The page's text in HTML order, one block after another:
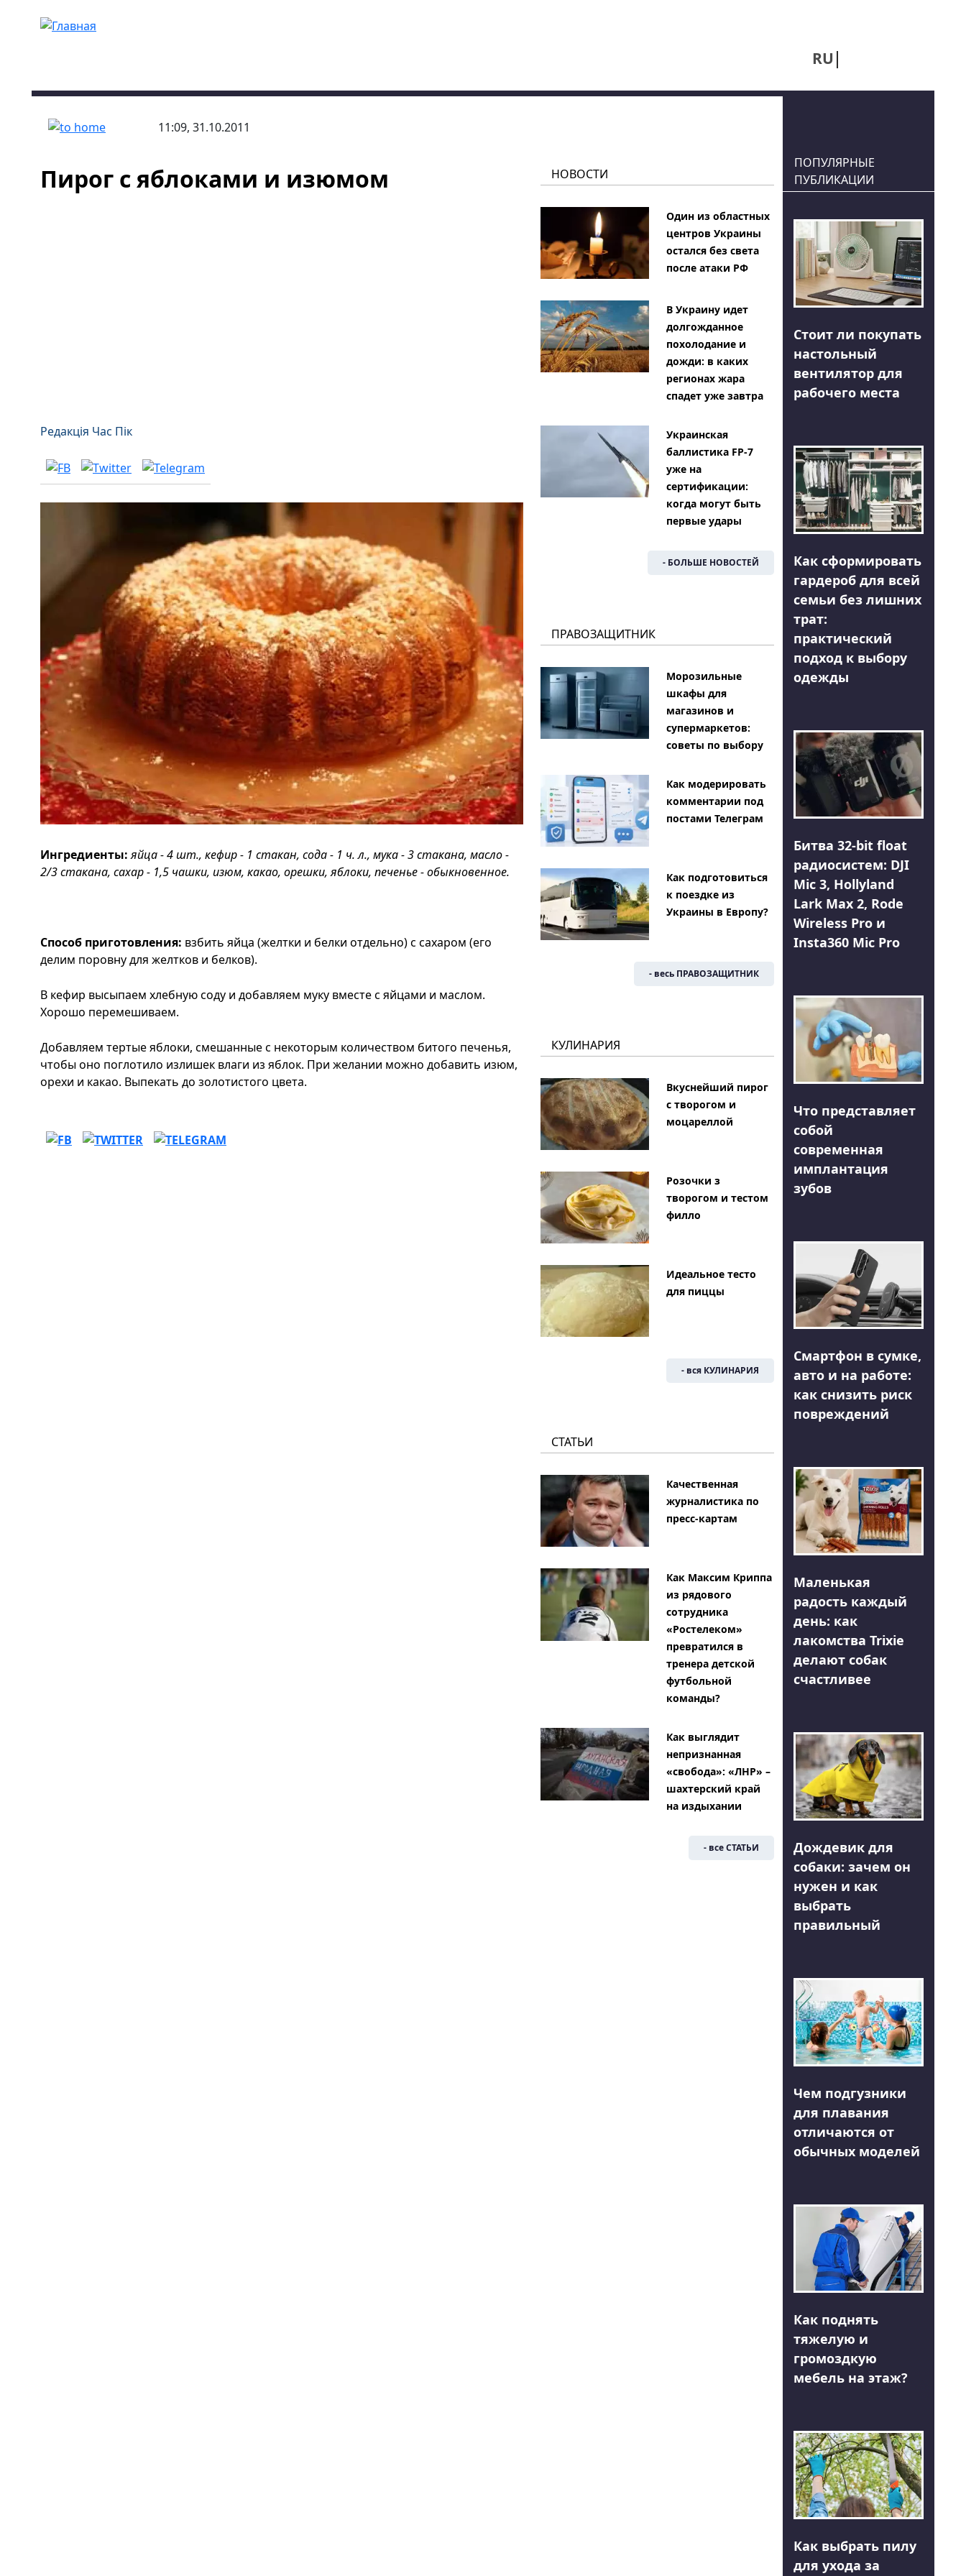
RU
11:09, 31.10.2011
Пирог с яблоками и изюмом
Редакція Час Пік
Ингредиенты: яйца - 4 шт., кефир - 1 стакан, сода - 1 ч. л., мука - 3 стакана, масло -
2/3 стакана, сахар - 1,5 чашки, изюм, какао, орешки, яблоки, печенье - обыкновенное.
Способ приготовления: взбить яйца (желтки и белки отдельно) с сахаром (его
делим поровну для желтков и белков).
В кефир высыпаем хлебную соду и добавляем муку вместе с яйцами и маслом.
Хорошо перемешиваем.
Добавляем тертые яблоки, смешанные с некоторым количеством битого печенья,
чтобы оно поглотило излишек влаги из яблок. При желании можно добавить изюм,
орехи и какао. Выпекать до золотистого цвета.
НОВОСТИ
Один из областных
центров Украины
остался без света
после атаки РФ
В Украину идет
долгожданное
похолодание и
дожди: в каких
регионах жара
спадет уже завтра
Украинская
баллистика FP-7
уже на
сертификации:
когда могут быть
первые удары
- БОЛЬШЕ НОВОСТЕЙ
ПРАВОЗАЩИТНИК
Морозильные
шкафы для
магазинов и
супермаркетов:
советы по выбору
Как модерировать
комментарии под
постами Телеграм
Как подготовиться
к поездке из
Украины в Европу?
- весь ПРАВОЗАЩИТНИК
КУЛИНАРИЯ
Вкуснейший пирог
с творогом и
моцареллой
Розочки з
творогом и тестом
филло
Идеальное тесто
для пиццы
- вся КУЛИНАРИЯ
СТАТЬИ
Качественная
журналистика по
пресс-картам
Как Максим Криппа
из рядового
сотрудника
«Ростелеком»
превратился в
тренера детской
футбольной
команды?
Как выглядит
непризнанная
«свобода»: «ЛНР» –
шахтерский край
на издыхании
- все СТАТЬИ
ПОПУЛЯРНЫЕ
ПУБЛИКАЦИИ
Стоит ли покупать
настольный
вентилятор для
рабочего места
Как сформировать
гардероб для всей
семьи без лишних
трат:
практический
подход к выбору
одежды
Битва 32-bit float
радиосистем: DJI
Mic 3, Hollyland
Lark Max 2, Rode
Wireless Pro и
Insta360 Mic Pro
Что представляет
собой
современная
имплантация
зубов
Смартфон в сумке,
авто и на работе:
как снизить риск
повреждений
Маленькая
радость каждый
день: как
лакомства Trixie
делают собак
счастливее
Дождевик для
собаки: зачем он
нужен и как
выбрать
правильный
Чем подгузники
для плавания
отличаются от
обычных моделей
Как поднять
тяжелую и
громоздкую
мебель на этаж?
Как выбрать пилу
для ухода за